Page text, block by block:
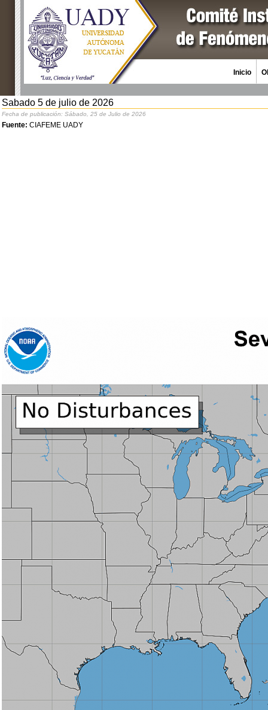
Inicio
Sabado 5 de julio de 2026
Fecha de publicación: Sábado, 25 de Julio de 2026
Fuente: CIAFEME UADY